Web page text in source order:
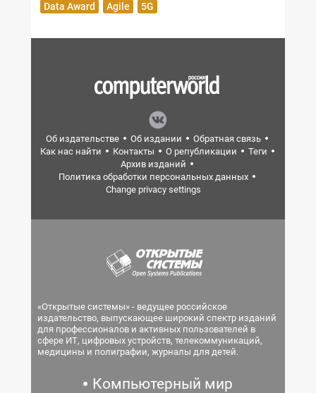
Data Award
Agile 5G
Об издательстве Об издании
Обратная связь
Как нас найти
Контакты О републикации
Теги
Архив изданий
Политика обработки персональных данных
Change privacy settings
«Открытые системы» - ведущее российское
издательство, выпускающее широкий спектр изданий
для профессионалов и активных пользователей в
сфере ИТ, цифровых устройств, телекоммуникаций,
медицины и полиграфии, журналы для детей.
Компьютерный мир